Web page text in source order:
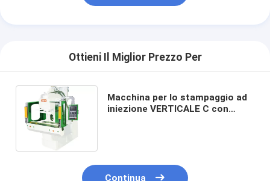
Ottieni Il Miglior Prezzo Per
Macchina per lo stampaggio ad
iniezione VERTICALE C con
Continua